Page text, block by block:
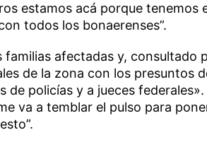
estamos acá porque tenemos
todos los bonaerenses”.
afectadas y, consultado
de la zona con los presuntos
de policías y a jueces federales».
va a temblar el pulso para